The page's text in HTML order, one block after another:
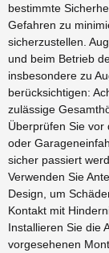
bestimmte
Gefahren zu
sicherzustellen.
und beim Betrieb
insbesondere zu
berücksichtigen:
zulässige
Überprüfen Sie vor
oder
sicher passiert
Verwenden Sie
Design, um
Kontakt mit
Installieren Sie die
vorgesehenen